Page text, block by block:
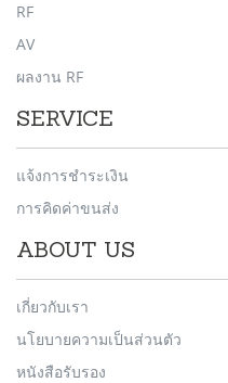
RF
AV
ผลงาน RF
SERVICE
แจ้งการชำระเงิน
การคิดค่าขนส่ง
ABOUT US
เกี่ยวกับเรา
นโยบายความเป็นส่วนตัว
หนังสือรับรอง